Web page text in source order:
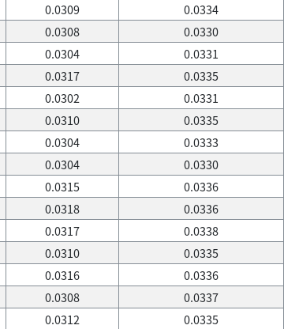
0.0309
0.0334
0.0308
0.0330
0.0304
0.0331
0.0317
0.0335
0.0302
0.0331
0.0310
0.0335
0.0304
0.0333
0.0304
0.0330
0.0315
0.0336
0.0318
0.0336
0.0317
0.0338
0.0310
0.0335
0.0316
0.0336
0.0308
0.0337
0.0312
0.0335